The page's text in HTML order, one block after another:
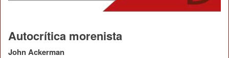
Autocrítica morenista
John Ackerman